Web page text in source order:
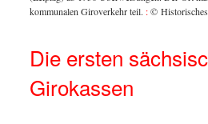
kommunalen Giroverkehr teil. :©
Die ersten
Girokassen